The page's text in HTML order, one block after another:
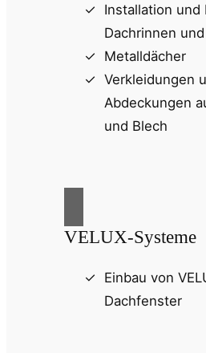
Installation und
Dachrinnen
Metalldächer
Verkleidungen
Abdeckungen
und Blech
VELUX-Systeme
Einbau von
Dachfenster